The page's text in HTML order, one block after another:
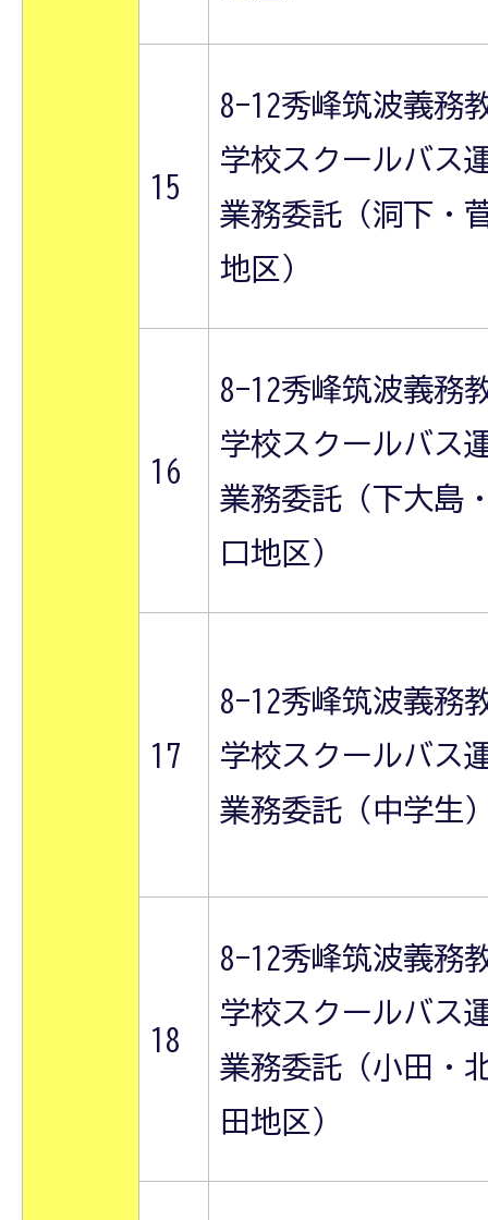
15
8-12秀峰筑波義務
学校スクールバス
業務委託（洞下・
地区）
16
8-12秀峰筑波義務
学校スクールバス
業務委託（下大島
口地区）
17
8-12秀峰筑波義務
学校スクールバス
業務委託（中学生
18
8-12秀峰筑波義務
学校スクールバス
業務委託（小田・
田地区）